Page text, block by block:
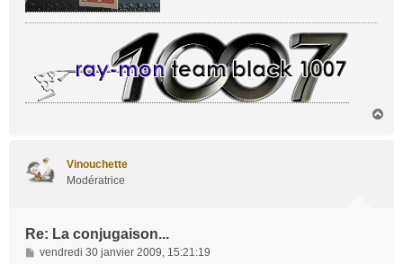
Vinouchette
Modératrice
Re: La conjugaison...
M
vendredi 30 janvier 2009, 15:21:19